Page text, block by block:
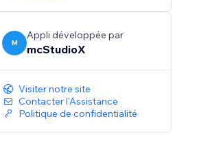
M
Appli développée par
mcStudioX
Visiter notre site
Contacter l'Assistance
Politique de confidentialité